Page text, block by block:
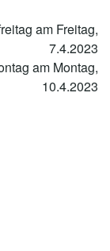
am Freitag,
7.4.2023
am Montag,
10.4.2023